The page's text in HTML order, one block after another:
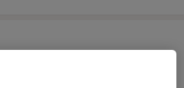
lékaře pro dospělé